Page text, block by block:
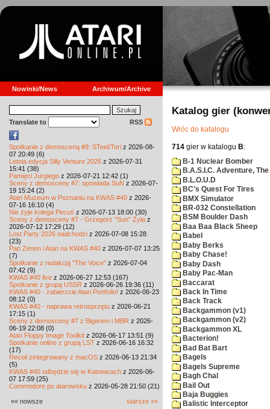
Nowinki/News Archiwum/Archive
Translate to RSS
Spotkanie z demosceną #9: STeel/Tori z 2026-08-
07 20:49 (6)
Letnia edycja Silly Venture 2026 z 2026-07-31
15:41 (38)
Pamięci Jurgiego z 2026-07-21 12:42 (1)
Sceny z demosceny #7: opowiada SuN z 2026-07-
19 15:24 (2)
Atari Muzeum w Poznaniu na KWAS #40 z 2026-
07-16 16:10 (4)
Nie żyje kolega Pecuś z 2026-07-13 18:00 (30)
Sceny z demosceny #7 - Grzegorz "Sun" Żyła z
2026-07-12 17:29 (12)
Lost Party 2026 nadchodzi z 2026-07-08 15:28
(23)
Pan Zenon i Atari na KWAS #40 z 2026-07-07 13:25
(7)
Spotkanie z redakcją "The Voice" z 2026-07-04
07:42 (9)
KWAS #40 live z 2026-06-27 12:53 (167)
Spotkanie z grupą USSR z 2026-06-26 19:36 (11)
KWAS #40 - zabierzcie Atari Portfolio! z 2026-06-23
08:12 (0)
KWAS #40 - naprawa retrosprzętu z 2026-06-21
17:15 (1)
Sceny z demosceny #7 z Bigerem i MBR z 2026-
06-19 22:08 (0)
Atari Floppy Image Toolkit z 2026-06-17 13:51 (9)
Spotkanie online z grupą LST z 2026-06-16 16:32
(17)
Recoil zintegrowany z macOS z 2026-06-13 21:34
(5)
KWAS #40 odbędzie się w Katowicach z 2026-06-
07 17:59 (25)
Commodore po atarowsku z 2026-05-28 21:50 (21)
«« nowsze starsze »»
Katalog gier
Wróc do katalogu
714 gier w katalogu B:
B-1 Nuclear Bomber
B.A.S.I.C. Adventure, The
B.L.O.U.D
BC's Quest For Tires
BMX Simulator
BR-032 Constellation
BSM Boulder Dash
Baa Baa Black Sheep
Babel
Baby Berks
Baby Chase!
Baby Dash
Baby Pac-Man
Baccarat
Back In Time
Back Track
Backgammon (v1)
Backgammon (v2)
Backgammon XL
Bacterion!
Bad Bat Bart
Bagels
Bagels Supreme
Bagh Chal
Bail Out
Baja Buggies
Balistic Interceptor